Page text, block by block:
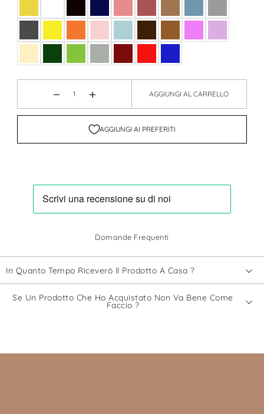
AGGIUNGI AL CARRELLO
AGGIUNGI AI PREFERITI
Domande Frequenti
In Quanto Tempo Riceverò Il Prodotto A Casa ?
Se Un Prodotto Che Ho Acquistato Non Va Bene Come
Faccio ?